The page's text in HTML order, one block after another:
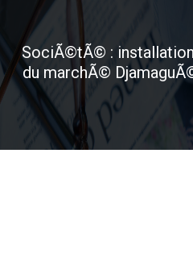
SociÃ©tÃ© :
du marchÃ©